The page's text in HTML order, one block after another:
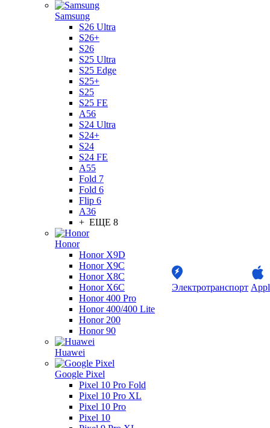
Samsung
S26 Ultra
S26+
S26
S25 Ultra
S25 Edge
S25+
S25
S25 FE
A56
S24 Ultra
S24+
S24
S24 FE
A55
Fold 7
Fold 6
Flip 6
A36
+ ЕЩЕ 8
Honor
Honor X9D
Honor X9C
Honor X8C
Honor X6C
Honor 400 Pro
Honor 400/400 Lite
Honor 200
Honor 90
Huawei
Google Pixel
Pixel 10 Pro Fold
Pixel 10 Pro XL
Pixel 10 Pro
Pixel 10
Электротранспорт